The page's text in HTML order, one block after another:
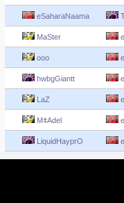
eSaharaNaama
MaSter
ooo
hwbgGiantt
LaZ
MǂAdel
LiquidHayprO